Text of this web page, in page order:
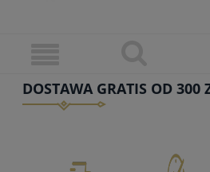
DOSTAWA GRATIS OD 300